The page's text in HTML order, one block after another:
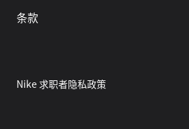
条款
Nike 求职者隐私政策